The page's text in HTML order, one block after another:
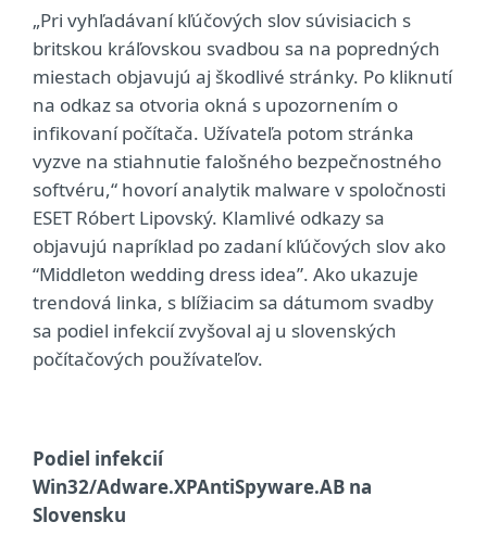
„Pri vyhľadávaní kľúčových slov súvisiacich s
britskou kráľovskou svadbou sa na popredných
miestach objavujú aj škodlivé stránky. Po kliknutí
na odkaz sa otvoria okná s upozornením o
infikovaní počítača. Užívateľa potom stránka
vyzve na stiahnutie falošného bezpečnostného
softvéru,“ hovorí analytik malware v spoločnosti
ESET Róbert Lipovský. Klamlivé odkazy sa
objavujú napríklad po zadaní kľúčových slov ako
“Middleton wedding dress idea”. Ako ukazuje
trendová linka, s blížiacim sa dátumom svadby
sa podiel infekcií zvyšoval aj u slovenských
počítačových používateľov.
Podiel infekcií
Win32/Adware.XPAntiSpyware.AB na
Slovensku